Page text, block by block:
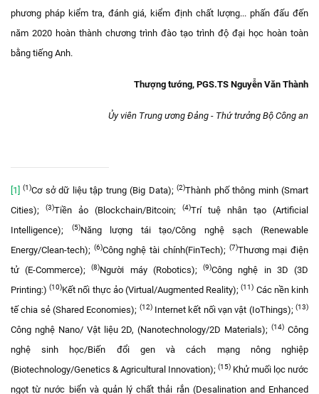
phương pháp kiểm tra, đánh giá, kiểm định chất lượng... phấn đấu đến
năm 2020 hoàn thành chương trình đào tạo trình độ đại học hoàn toàn
bằng tiếng Anh.
Thượng tướng, PGS.TS Nguyễn Văn Thành
Ủy viên Trung ương Đảng - Thứ trưởng Bộ Công an
[1] (1)Cơ sở dữ liệu tập trung (Big Data);(2)Thành phố thông minh (Smart
Cities);
(3)Tiền ảo (Blockchain/Bitcoin; (4)Trí tuệ nhân tạo (Artificial
Intelligence);
(5)Năng lượng tái tạo/Công nghệ sạch (Renewable
Energy/Clean-tech); (6)Công nghệ tài chính(FinTech); (7)Thương mại điện
tử (E-Commerce);(8)Người máy (Robotics);(9)Công nghệ in 3D (3D
Printing:)(10)Kết nối thực ảo (Virtual/Augmented Reality);(11) Các nền kinh
tế chia sẻ (Shared Economies); (12)Internet kết nối vạn vật (IoThings);(13)
Công nghệ Nano/ Vật liệu 2D, (Nanotechnology/2D Materials);(14) Công
nghệ sinh học/Biến đổi gen và cách mạng nông nghiệp
(Biotechnology/Genetics & Agricultural Innovation); (15) Khử muối lọc nước
ngọt từ nước biển và quản lý chất thải rắn (Desalination and Enhanced